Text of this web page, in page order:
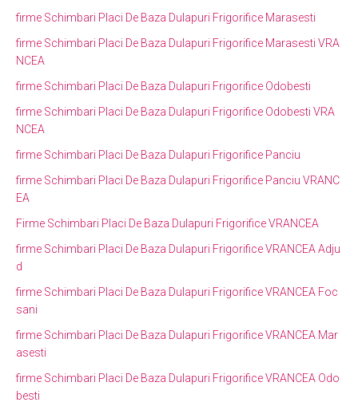
firme Schimbari Placi De Baza Dulapuri Frigorifice Marasesti
firme Schimbari Placi De Baza Dulapuri Frigorifice Marasesti VRA
NCEA
firme Schimbari Placi De Baza Dulapuri Frigorifice Odobesti
firme Schimbari Placi De Baza Dulapuri Frigorifice Odobesti VRA
NCEA
firme Schimbari Placi De Baza Dulapuri Frigorifice Panciu
firme Schimbari Placi De Baza Dulapuri Frigorifice Panciu VRANC
EA
Firme Schimbari Placi De Baza Dulapuri Frigorifice VRANCEA
firme Schimbari Placi De Baza Dulapuri Frigorifice VRANCEA Adju
d
firme Schimbari Placi De Baza Dulapuri Frigorifice VRANCEA Foc
sani
firme Schimbari Placi De Baza Dulapuri Frigorifice VRANCEA Mar
asesti
firme Schimbari Placi De Baza Dulapuri Frigorifice VRANCEA Odo
besti